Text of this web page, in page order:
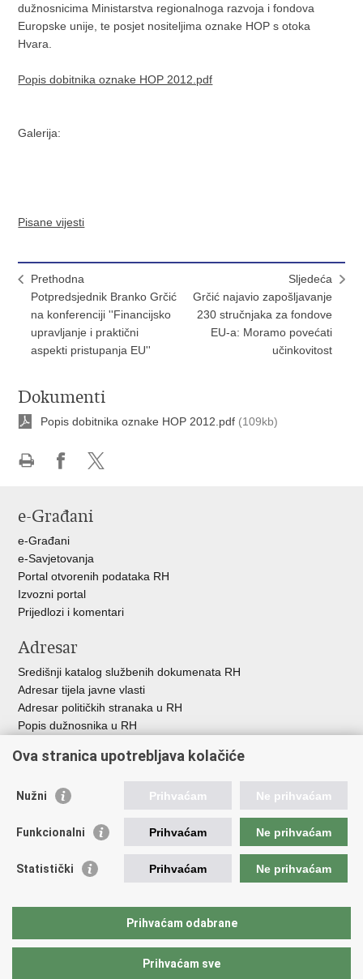
dužnosnicima Ministarstva regionalnoga razvoja i fondova
Europske unije, te posjet nositeljima oznake HOP s otoka
Hvara.
Popis dobitnika oznake HOP 2012.pdf
Galerija:
Pisane vijesti
Prethodna
Potpredsjednik Branko Grčić
na konferenciji ''Financijsko
upravljanje i praktični
aspekti pristupanja EU''
Sljedeća
Grčić najavio zapošljavanje
230 stručnjaka za fondove
EU-a: Moramo povećati
učinkovitost
Dokumenti
Popis dobitnika oznake HOP 2012.pdf (109kb)
Facebooku
X-
e-Građani
e-Građani
e-Savjetovanja
Portal otvorenih podataka RH
Izvozni portal
Prijedlozi i komentari
Adresar
Središnji katalog službenih dokumenata RH
Adresar tijela javne vlasti
Adresar političkih stranaka u RH
Popis dužnosnika u RH
Pozivi za žurnu pomoć
Važne poveznice
Strukturni i investicijski fondovi
Središnja agencija za financiranje i ugovaranje
Predstavništvo Europske komisije u Hrvatskoj
Europski parlament
Ova stranica upotrebljava kolačiće
Nužni Prihvaćam Ne prihvaćam
Funkcionalni Prihvaćam Ne prihvaćam
Statistički Prihvaćam Ne prihvaćam
Prihvaćam odabrane
Prihvaćam sve